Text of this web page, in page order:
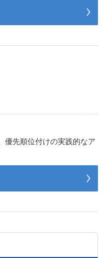
優先順位付けの実践的なア